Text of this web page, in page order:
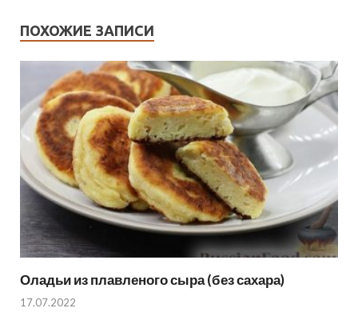
ПОХОЖИЕ ЗАПИСИ
Оладьи из плавленого сыра (без сахара)
17.07.2022